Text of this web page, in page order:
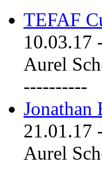
TEFAF
10.03.17
Aurel
----------
Jonathan
21.01.17
Aurel